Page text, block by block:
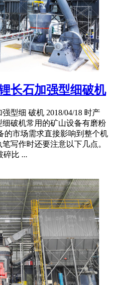
长石加强型细破机
型细 破机 2018/04/18 时产
细破机常用的矿山设备有磨粉
的市场需求直接影响到整个机
写作时还要注意以下几点。
碎比 ...